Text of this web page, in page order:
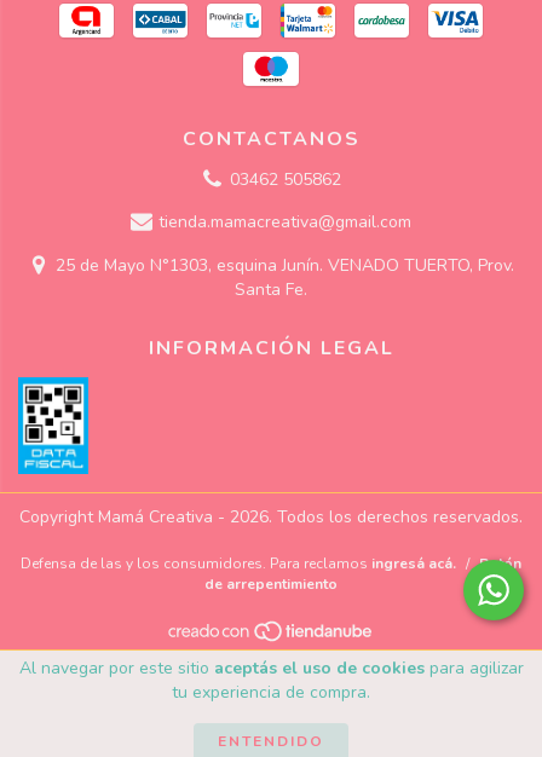
Al navegar por este sitio aceptás el uso de cookiespara agilizar
tu experiencia de compra.
ENTENDIDO
CONTACTANOS
03462 505862
tienda.mamacreativa@gmail.com
25 de Mayo N°1303, esquina Junín. VENADO TUERTO, Prov.
Santa Fe.
INFORMACIÓN LEGAL
Copyright Mamá Creativa - 2026. Todos los derechos reservados.
Defensa de las y los consumidores. Para reclamos ingresá acá. / Botón
de arrepentimiento